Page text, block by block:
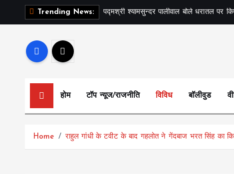
Trending News: पद्मश्री श्यामसुन्दर पालीवाल बोले धरातल पर
होम टॉप न्यूज/राजनीति विविध बॉलीवुड
Home राहुल गांधी के टवीट के बाद गहलोत ने गेंदबाज भरत सिंह का